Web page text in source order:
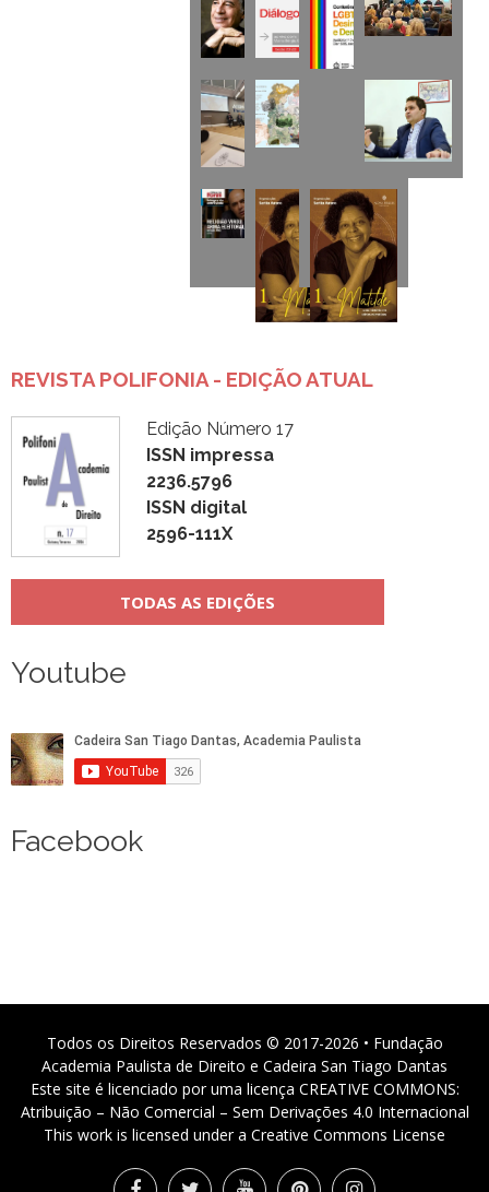
REVISTA POLIFONIA - EDIÇÃO ATUAL
Edição Número 17
ISSN impressa
2236.5796
ISSN digital
2596-111X
TODAS AS EDIÇÕES
Youtube
Facebook
Todos os Direitos Reservados © 2017-2026 • Fundação
Academia Paulista de Direito e Cadeira San Tiago Dantas
Este site é licenciado por uma licença CREATIVE COMMONS:
Atribuição – Não Comercial – Sem Derivações 4.0 Internacional
This work is licensed under a Creative Commons License